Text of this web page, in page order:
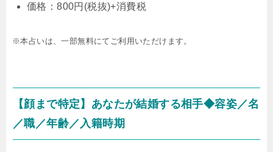
価格：800円(税抜)+消費税
※本占いは、一部無料にてご利用いただけます。
【顔まで特定】あなたが結婚する相手◆容姿／名
／職／年齢／入籍時期